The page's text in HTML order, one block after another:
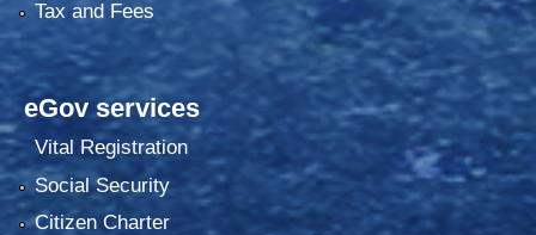
Tax and Fees
eGov services
Vital Registration
Social Security
Citizen Charter